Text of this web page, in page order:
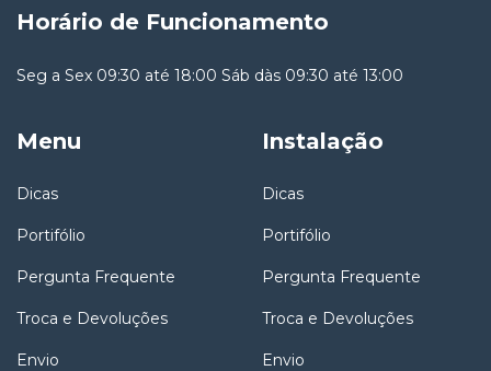
Horário de Funcionamento
Seg a Sex 09:30 até 18:00 Sáb dàs 09:30 até 13:00
Menu
Dicas
Portifólio
Pergunta Frequente
Troca e Devoluções
Envio
Instalação
Dicas
Portifólio
Pergunta Frequente
Troca e Devoluções
Envio